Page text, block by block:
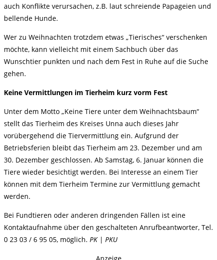
auch Konflikte verursachen, z.B. laut schreiende Papageien und
bellende Hunde.
Wer zu Weihnachten trotzdem etwas „Tierisches“ verschenken
möchte, kann vielleicht mit einem Sachbuch über das
Wunschtier punkten und nach dem Fest in Ruhe auf die Suche
gehen.
Keine Vermittlungen im Tierheim kurz vorm Fest
Unter dem Motto „Keine Tiere unter dem Weihnachtsbaum“
stellt das Tierheim des Kreises Unna auch dieses Jahr
vorübergehend die Tiervermittlung ein. Aufgrund der
Betriebsferien bleibt das Tierheim am 23. Dezember und am
30. Dezember geschlossen. Ab Samstag, 6. Januar können die
Tiere wieder besichtigt werden. Bei Interesse an einem Tier
können mit dem Tierheim Termine zur Vermittlung gemacht
werden.
Bei Fundtieren oder anderen dringenden Fällen ist eine
Kontaktaufnahme über den geschalteten Anrufbeantworter, Tel.
0 23 03 / 6 95 05, möglich. PK | PKU